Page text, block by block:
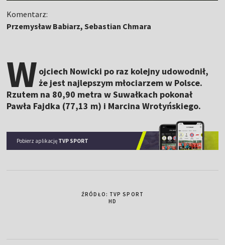
Komentarz:
Przemysław Babiarz, Sebastian Chmara
W ojciech Nowicki po raz kolejny udowodnił,
że jest najlepszym młociarzem w Polsce.
Rzutem na 80,90 metra w Suwałkach pokonał
Pawła Fajdka (77,13 m) i Marcina Wrotyńskiego.
Pobierz aplikację TVP SPORT
ŹRÓDŁO: TVP SPORT
HD